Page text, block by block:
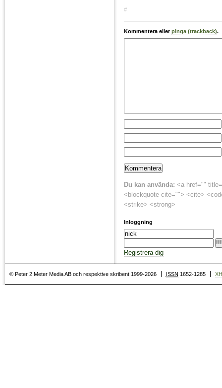
#
Kommentera ellerpinga (trackback).
Du kan använda: <a href=""
<blockquote cite=""> <cite>
<strike> <strong>
Inloggning
Registrera dig
© Peter 2 Meter Media AB och respektive skribent 1999-2026 ISSN 1652-1285